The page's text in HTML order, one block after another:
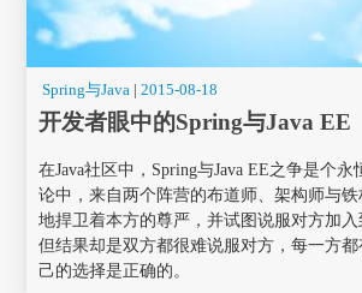
Spring与Java |2015-08-18
开发者眼中的Spring与Java EE
在Java社区中，Spring与Java EE之争是个
论中，来自两个阵营的布道师、架构师与
地捍卫着本方的尊严，并试图说服对方加入
但结果却是双方都很难说服对方，每一方
己的选择是正确的。